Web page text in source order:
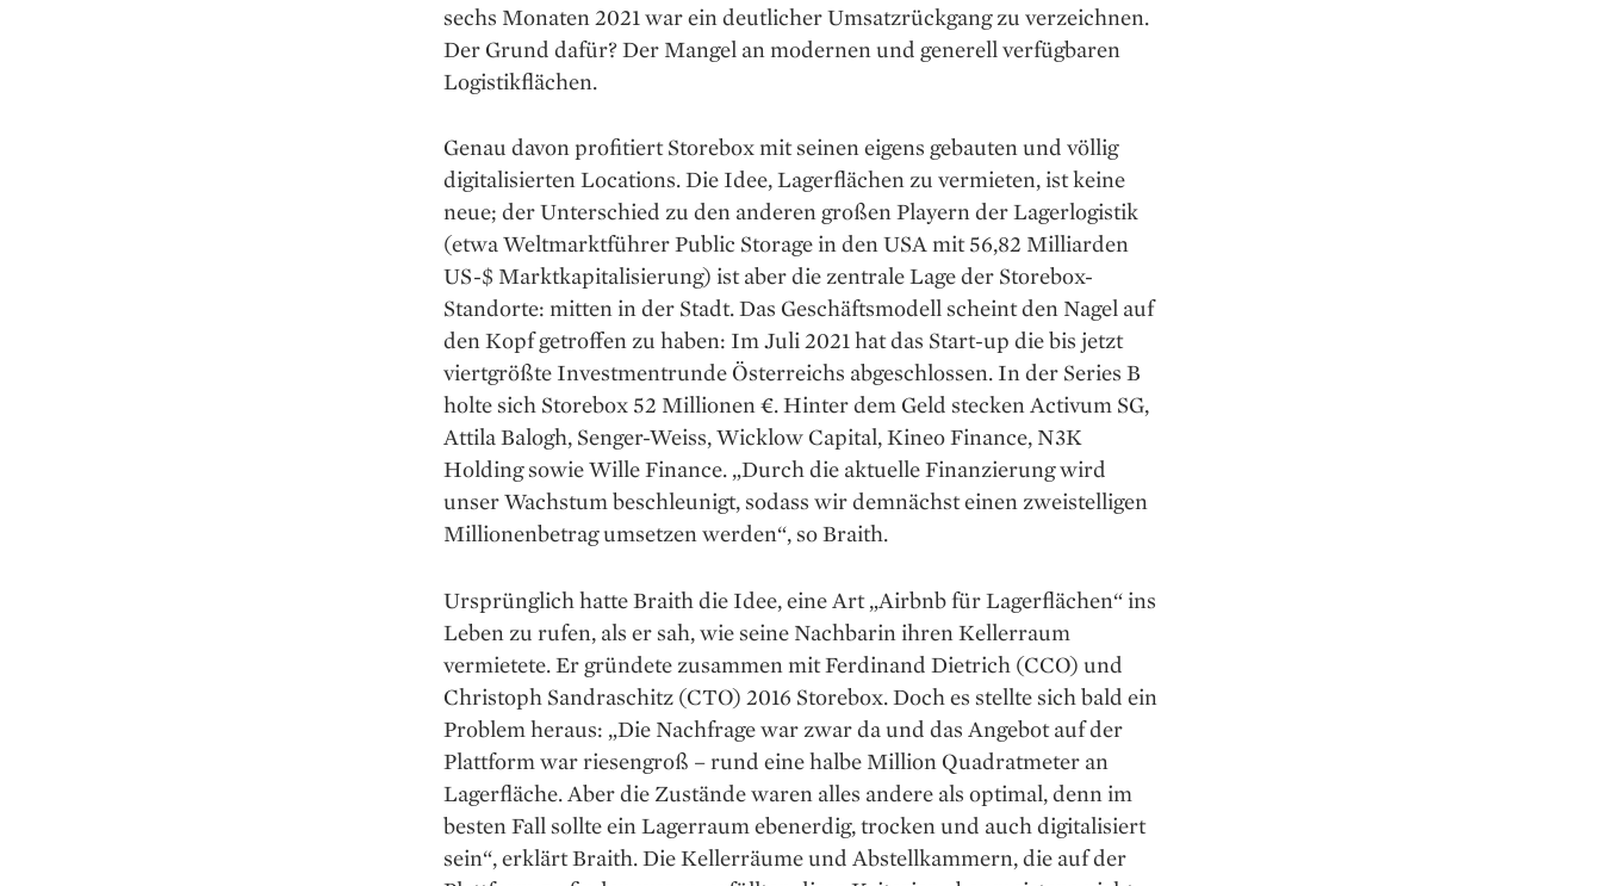
sechs Monaten 2021 war ein deutlicher Umsatzrückgang zu verzeichnen.
Der Grund dafür? Der Mangel an ­modernen und generell verfügbaren
Logistikflächen.
Genau davon profitiert ­Storebox mit seinen eigens gebauten und völlig
digitalisierten Locations. Die Idee, Lagerflächen zu vermieten, ist keine
neue; der Unterschied zu den ­anderen großen Playern der Lagerlogistik
(etwa Weltmarktführer ­Public Storage in den USA mit 56,82 Milliarden
US-$ Marktkapitalisierung) ist aber die zentrale Lage der ­Storebox-
Standorte: ­mitten in der Stadt. Das Geschäftsmodell scheint den Nagel auf
den Kopf getroffen zu haben: Im Juli 2021 hat das Start-up die bis jetzt
viert­größte Investment­­­runde Österreichs abgeschlossen. In der ­Series B
holte sich Storebox 52 Millionen €. Hinter dem Geld stecken Activum SG,
Attila Balogh, Senger-Weiss, Wicklow Capital, ­Kineo Finance, N3K
Holding sowie Wille Finance. „Durch die aktuelle Finan­zierung wird
unser Wachstum beschleunigt, sodass wir demnächst einen zwei­stelligen
Millionenbetrag umsetzen werden“, so Braith.
Ursprünglich hatte Braith die Idee, eine Art „Airbnb für Lager­flächen“ ins
Leben zu rufen, als er sah, wie seine Nachbarin ihren Kellerraum
vermietete. Er gründete ­zusammen mit Ferdinand Dietrich (CCO) und
Christoph Sandraschitz (CTO) 2016 Storebox. Doch es stellte sich bald ein
Problem he­raus: „Die Nachfrage war zwar da und das Angebot auf der
Plattform war riesengroß – rund eine halbe Million Quadratmeter an
Lagerfläche. Aber die Zustände waren alles andere als optimal, denn im
besten Fall sollte ein Lagerraum ebenerdig, trocken und auch digitalisiert
sein“, erklärt Braith. Die Kellerräume und ­Abstellkammern, die auf der